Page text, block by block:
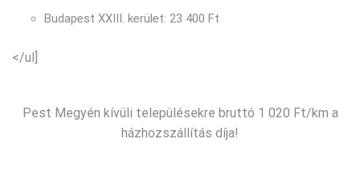
Budapest XXIII. kerület: 23 400 Ft
</ul]
Pest Megyén kívüli településekre bruttó 1 020 Ft/km a
házhozszállítás díja!